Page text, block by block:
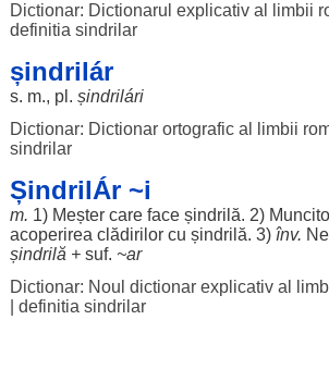
Dictionar: Dictionarul explicativ al limbii
definitia sindrilar
șindrilár
s. m., pl. șindrilári
Dictionar: Dictionar ortografic al limbii
sindrilar
ȘindrilÁr ~i
m. 1) Meștercare face șindrilă. 2)
acoperirea clădirilorcu șindrilă. 3) înv.
șindrilă + suf. ~ar
Dictionar: Noul dictionar explicativ al
definitia sindrilar